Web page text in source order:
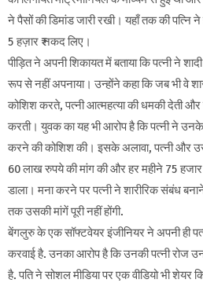
ने पैसों की डिमांड जारी रखी। यहाँ तक की
5 हज़ार ₹ नकद लिए।
पीड़ित ने अपनी शिकायत में बताया कि पत्नी ने
रूप से नहीं अपनाया। उन्होंने कहा कि जब भी वे
कोशिश करते, पत्नी आत्महत्या की धमकी देती
करती। युवक का यह भी आरोप है कि पत्नी ने उनके
करने की कोशिश की। इसके अलावा, पत्नी और
60 लाख रुपये की मांग की और हर महीने 75
डाला। मना करने पर पत्नी ने शारीरिक संबंध
तक उसकी मांगें पूरी नहीं होंगी.
बेंगलुरु के एक सॉफ्टवेयर इंजीनियर ने अपनी ही
करवाई है. उनका आरोप है कि उनकी पत्नी रोज
है. पति ने सोशल मीडिया पर एक वीडियो भी शेयर